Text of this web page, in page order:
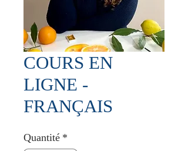
COURS EN
LIGNE -
FRANÇAIS
Quantité *